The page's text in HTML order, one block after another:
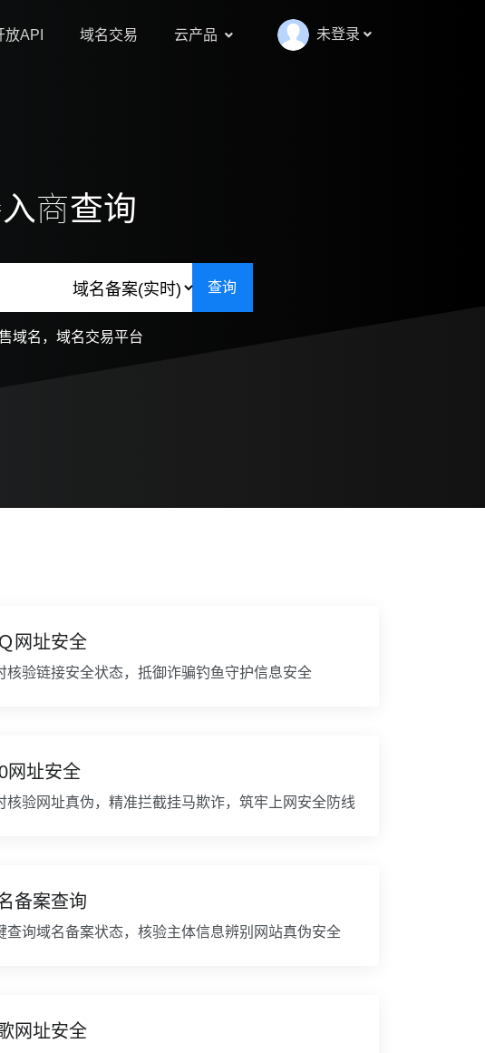
放API 域名交易 云产品 未登录
商查询
查询
域名，域名交易平台
网址安全
核验链接安全状态，抵御诈骗钓鱼守护信息安全
网址安全
核验网址真伪，精准拦截挂马欺诈，筑牢上网安全防线
备案查询
查询域名备案状态，核验主体信息辨别网站真伪安全
网址安全